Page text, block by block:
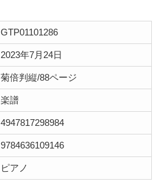
GTP01101286
2023年7月24日
菊倍判縦/88ページ
楽譜
4947817298984
9784636109146
ピアノ